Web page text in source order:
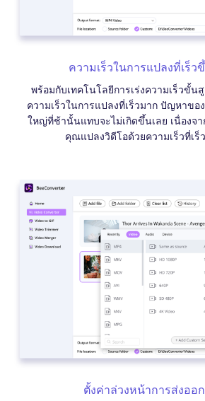
ความเร็วในการแปลงที่เร็ว
พร้อมกับเทคโนโลยีการเร่งความเร็วขั้น
ความเร็วในการแปลงที่เร็วมาก ปัญหาข
ใหญ่ที่ช้านั้นแทบจะไม่เกิดขึ้นเลย เนื่องจ
คุณแปลงวิดีโอด้วยความเร็วที่เร็
ตั้งค่าล่วงหน้าการส่งออ